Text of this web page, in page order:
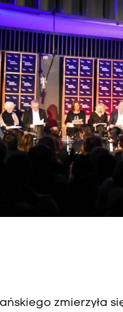
zmierzyła